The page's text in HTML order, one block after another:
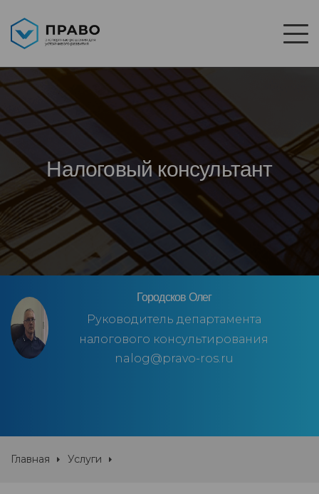
Налоговый консультант
Городсков Олег
Руководитель департамента
налогового консультирования
nalog@pravo-ros.ru
Главная Услуги